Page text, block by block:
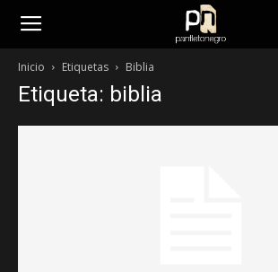
panfletonegro
Inicio Etiquetas Biblia
Etiqueta: biblia